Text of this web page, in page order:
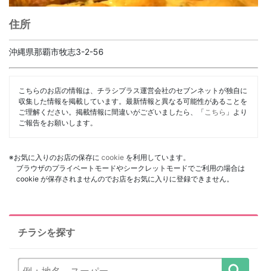
住所
沖縄県那覇市牧志3-2-56
こちらのお店の情報は、チラシプラス運営会社のセブンネットが独自に
収集した情報を掲載しています。最新情報と異なる可能性があることを
ご理解ください。掲載情報に間違いがございましたら、「 こちら 」より
ご報告をお願いします。
※お気に入りのお店の保存に cookie を利用しています。
ブラウザのプライベートモードやシークレットモードでご利用の場合は
cookie が保存されませんのでお店をお気に入りに登録できません。
チラシを探す